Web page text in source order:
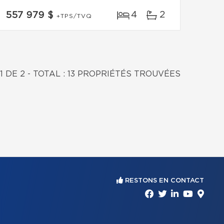
557 979 $ +TPS/TVQ 4 2
DE 2 - TOTAL : 13 PROPRIÉTÉS TROUVÉES
RESTONS EN CONTACT